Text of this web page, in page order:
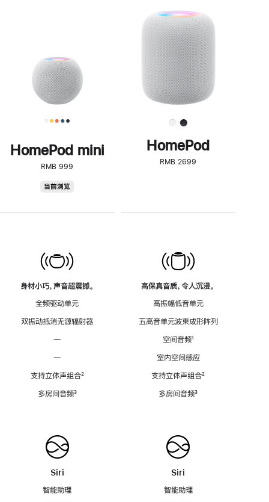
HomePod mini
RMB 999
当前浏览
身材小巧，声音超震撼。
全频驱动单元
双振动抵消无源辐射器
—
—
支持立体声组合脚
²
多房间音频脚
³
Siri
智能助理
步
了
解
HomePod<
HomePod
RMB 2699
高保真音质，令人沉浸。
高振幅低音单元
五高音单元波束成形阵列
空间音频脚
¹
室内空间感应
支持立体声组合脚
²
多房间音频脚
³
Siri
智能助理